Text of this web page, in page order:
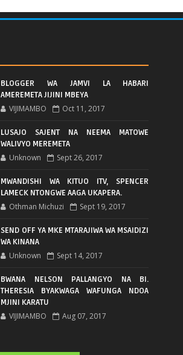
BLOGGER WA JAMVI LA HABARI
AMEREMETA JIJINI MBEYA
VIJIMAMBO Oct 11, 2017
LUSAJO SAJENT NA NEEMA MATOWE
WALIVYO MEREMETA
Unknown Sept 26, 2017
MWANDISHI WA KITUO ITV, SPENCER
LAMECK NTONGWE AAGA UKAPERA.
Othman Michuzi Sept 19, 2017
SEND OFF YA MKE MTARAJIWA WA MSAIDIZI
WA KINANA
Unknown Sept 14, 2017
BWANA NELSON PALLANGYO NA BI.
THERESIA BYAKWAGA WAFUNGA NDOA
MJINI KARATU
VIJIMAMBO Aug 07, 2017